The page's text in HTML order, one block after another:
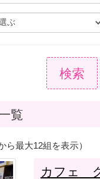
検索
覧
最大12組を表示）
カフェ